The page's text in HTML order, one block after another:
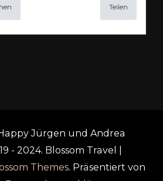
Teilen
Jürgen und Andrea
- 2024. Blossom Travel |
Themes. Präsentiert von